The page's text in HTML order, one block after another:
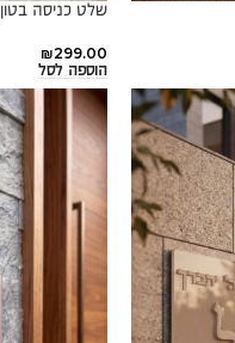
שלט כניסה בטון
₪299.00
הוספה לסל